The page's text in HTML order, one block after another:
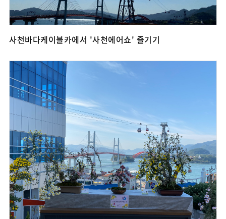
사천바다케이블카에서 '사천에어쇼' 즐기기